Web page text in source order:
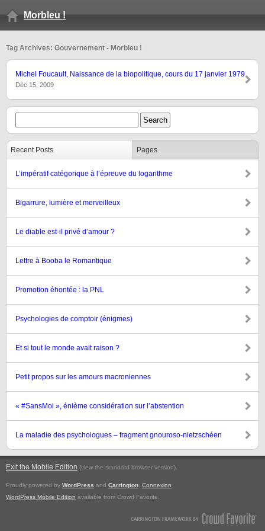
Morbleu !
Tag Archives: Gouvernement - Morbleu !
Michel Foucault, Naissance de la biopolitique, cours du 17 janvier 1979
Déc 15, 2009
Recent Posts Pages
L’impératif catégorique à l’épreuve du logarithme
Bigarrure, lumière et merveilleux
Le diable est-il privé d’amour ?
Lettre à Booba le Romantique
Promotion éhontée : la PNL
Psychologies de comptoir (énigmes)
Et si tout le monde avait raison ?
Petit propos sur les amours macroniennes
« #SansMoi », énième considération sur l’abstention
La maladie des psychologues – fragment gnouroso-nietzschéen
Exit the Mobile Edition (view the standard browser version).
Proudly powered by WordPress and Carrington Connexion
WordPress Mobile Edition available from Crowd Favorite.